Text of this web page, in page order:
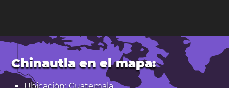
Chinautla en el mapa:
Ubicación: Guatemala.